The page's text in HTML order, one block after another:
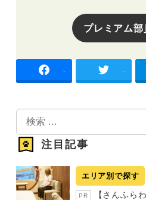
プレミアム
- -
索
注目記事
エリア別で探す
PR 【さんふら